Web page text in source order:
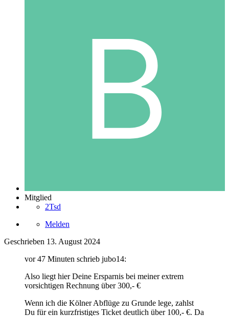
Mitglied
2Tsd
Melden
Geschrieben 13. August 2024
vor 47 Minuten schrieb jubo14:
Also liegt hier Deine Ersparnis bei meiner extrem
vorsichtigen Rechnung über 300,- €
Wenn ich die Kölner Abflüge zu Grunde lege, zahlst
Du für ein kurzfristiges Ticket deutlich über 100,- €. Da